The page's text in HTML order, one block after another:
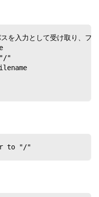
を入力として受け取り、フ
"
to "/"